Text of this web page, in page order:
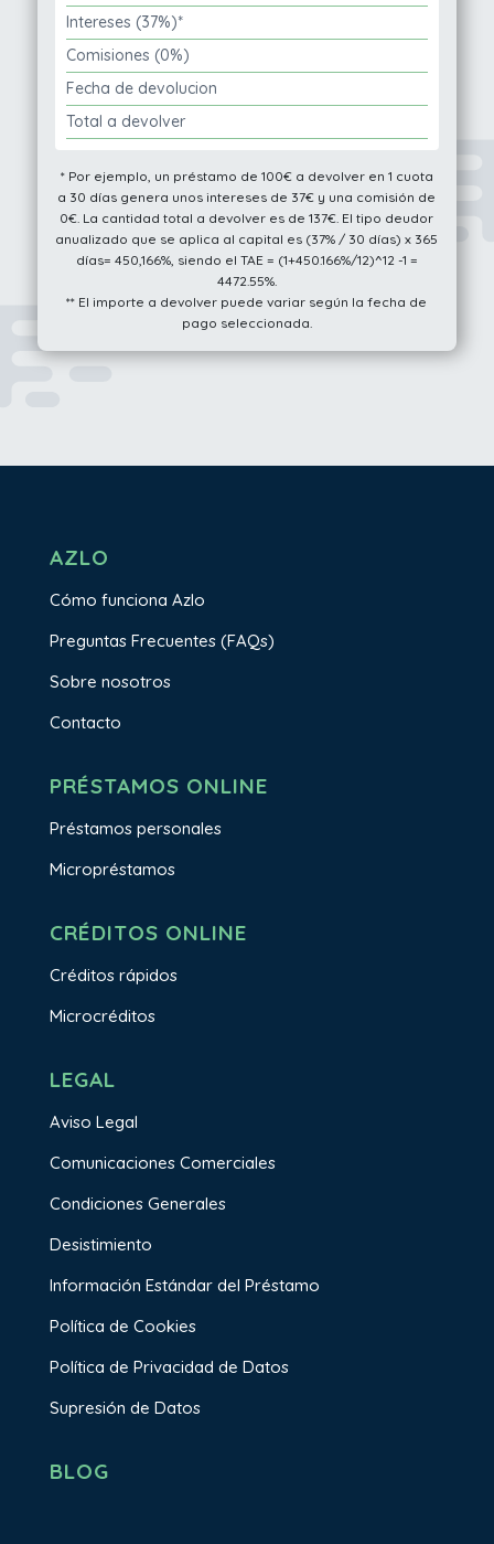
Intereses (37%)*
Comisiones (0%)
Fecha de devolucion
Total a devolver
* Por ejemplo, un préstamo de 100€ a devolver en 1 cuota
a 30 días genera unos intereses de 37€ y una comisión de
0€. La cantidad total a devolver es de 137€. El tipo deudor
anualizado que se aplica al capital es (37% / 30 días) x 365
días= 450,166%, siendo el TAE = (1+450.166%/12)^12 -1 =
4472.55%.
** El importe a devolver puede variar según la fecha de
pago seleccionada.
AZLO
Cómo funciona Azlo
Preguntas Frecuentes (FAQs)
Sobre nosotros
Contacto
PRÉSTAMOS ONLINE
Préstamos personales
Micropréstamos
CRÉDITOS ONLINE
Créditos rápidos
Microcréditos
LEGAL
Aviso Legal
Comunicaciones Comerciales
Condiciones Generales
Desistimiento
Información Estándar del Préstamo
Política de Cookies
Política de Privacidad de Datos
Supresión de Datos
BLOG